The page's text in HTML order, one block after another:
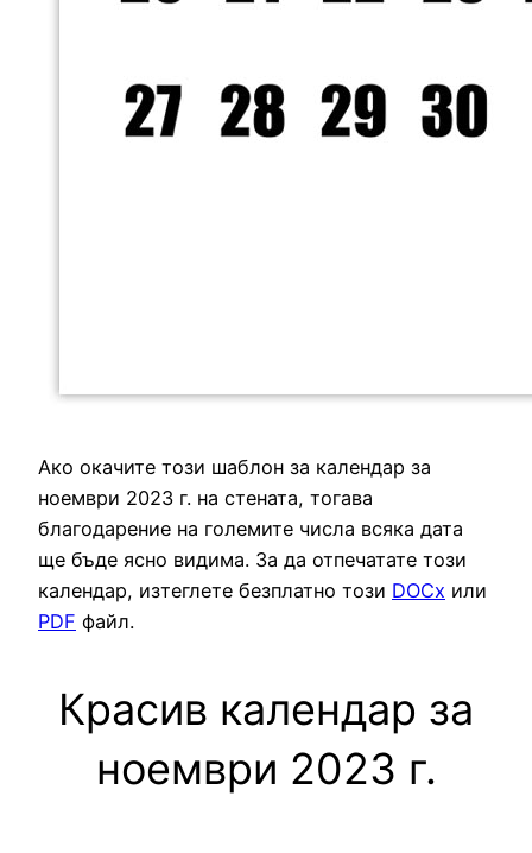
Ако окачите този шаблон за календар за
ноември 2023 г. на стената, тогава
благодарение на големите числа всяка дата
ще бъде ясно видима. За да отпечатате този
календар, изтеглете безплатно този DOCx или
PDF файл.
Красив календар за
ноември 2023 г.